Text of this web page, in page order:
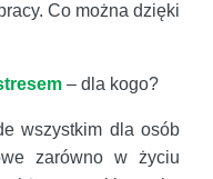
Co można dzięki
– dla kogo?
wszystkim dla osób
zarówno w życiu